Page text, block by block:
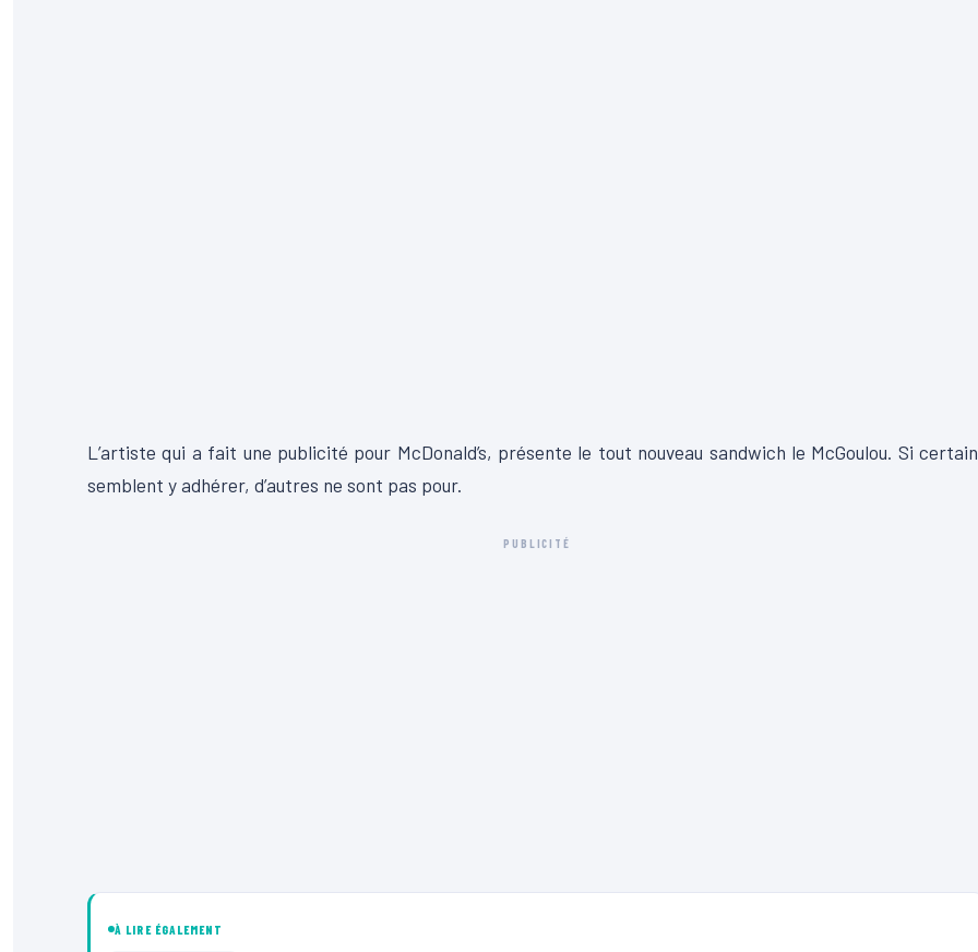
L’artiste qui a fait une publicité pour McDonald’s, présente le tout nouveau sandwich le McGoulou. Si
semblent y adhérer, d’autres ne sont pas pour.
PUBLICITÉ
À LIRE ÉGALEMENT